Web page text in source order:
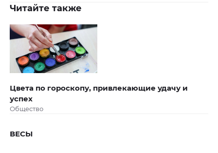
Читайте также
Цвета по гороскопу, привлекающие удачу и
успех
Общество
ВЕСЫ